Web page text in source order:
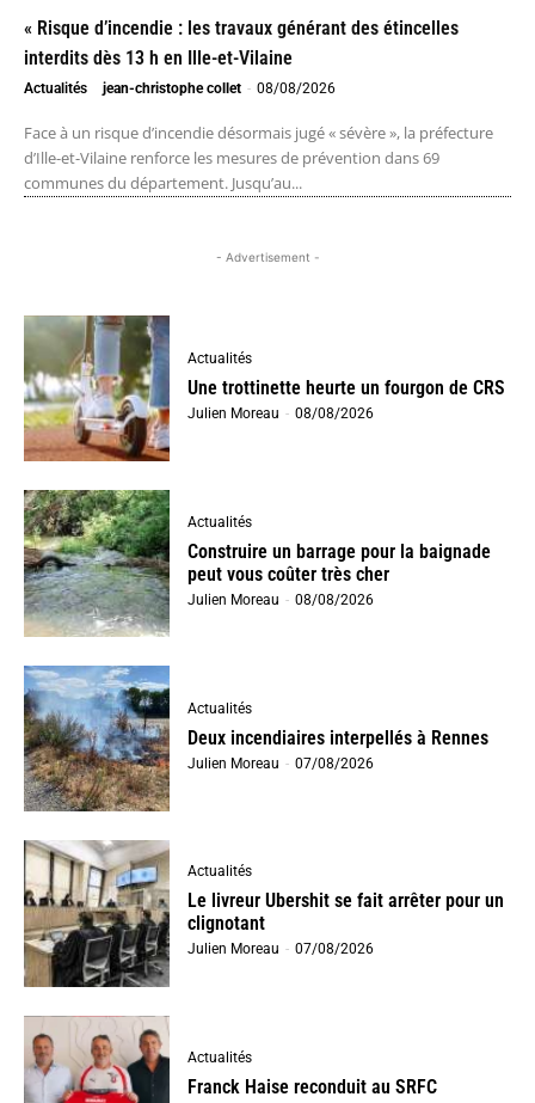
« Risque d’incendie : les travaux générant des étincelles
interdits dès 13 h en Ille-et-Vilaine
Actualités jean-christophe collet - 08/08/2026
Face à un risque d’incendie désormais jugé « sévère », la préfecture
d’Ille-et-Vilaine renforce les mesures de prévention dans 69
communes du département. Jusqu’au...
- Advertisement -
Actualités
Une trottinette heurte un fourgon de CRS
Julien Moreau - 08/08/2026
Actualités
Construire un barrage pour la baignade
peut vous coûter très cher
Julien Moreau - 08/08/2026
Actualités
Deux incendiaires interpellés à Rennes
Julien Moreau - 07/08/2026
Actualités
Le livreur Ubershit se fait arrêter pour un
clignotant
Julien Moreau - 07/08/2026
Actualités
Franck Haise reconduit au SRFC